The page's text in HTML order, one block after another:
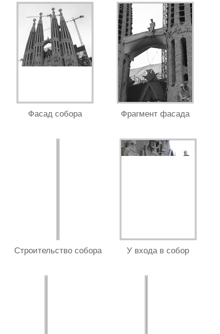
Фасад собора Фрагмент фасада
Строительство собора У входа в собор